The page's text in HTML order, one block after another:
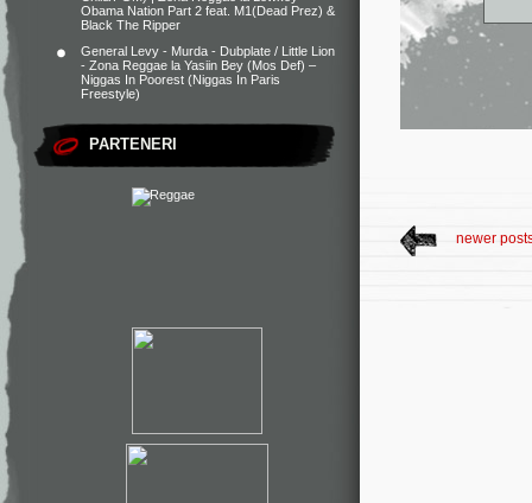
Obama Nation Part 2 feat. M1(Dead Prez) &
Black The Ripper
General Levy - Murda - Dubplate / Little Lion
- Zona Reggae la Yasiin Bey (Mos Def) –
Niggas In Poorest (Niggas In Paris
Freestyle)
PARTENERI
newer